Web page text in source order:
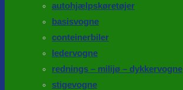
autohjælpskøretøjer
basisvogne
conteinerbiler
ledervogne
rednings – milijø – dykkervogne
stigevogne